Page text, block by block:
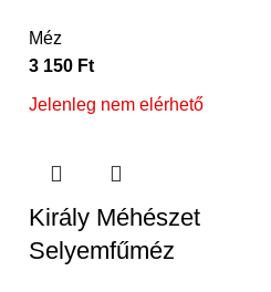
Méz
3 150 Ft
Jelenleg nem elérhető
Király Méhészet
Selyemfűméz